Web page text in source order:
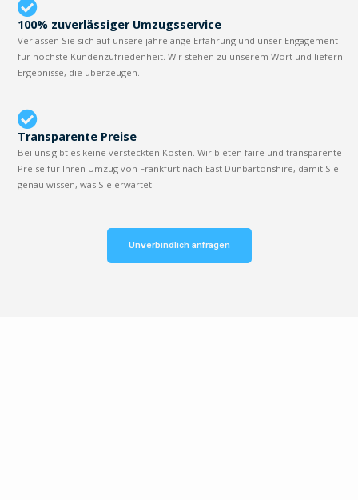
100% zuverlässiger Umzugsservice
Verlassen Sie sich auf unsere jahrelange Erfahrung und unser Engagement
für höchste Kundenzufriedenheit. Wir stehen zu unserem Wort und liefern
Ergebnisse, die überzeugen.
Transparente Preise
Bei uns gibt es keine versteckten Kosten. Wir bieten faire und transparente
Preise für Ihren Umzug von Frankfurt nach East Dunbartonshire, damit Sie
genau wissen, was Sie erwartet.
Unverbindlich anfragen